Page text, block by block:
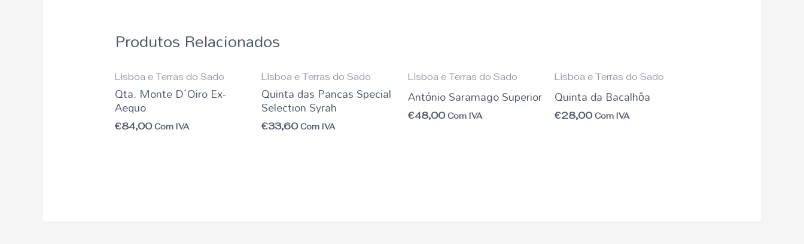
Produtos Relacionados
Lisboa e Terras do Sado
Qta. Monte D´Oiro Ex-
Aequo
€84,00 Com IVA
Lisboa e Terras do Sado
Quinta das Pancas Special
Selection Syrah
€33,60 Com IVA
Lisboa e Terras do Sado
António Saramago Superior
€48,00 Com IVA
Lisboa e Terras do Sado
Quinta da Bacalhôa
€28,00 Com IVA